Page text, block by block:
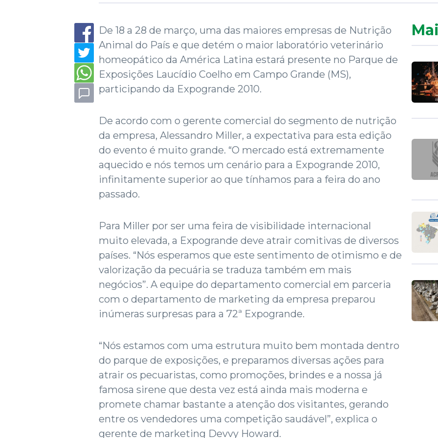
De 18 a 28 de março, uma das maiores empresas de Nutrição
Animal do País e que detém o maior laboratório veterinário
homeopático da América Latina estará presente no Parque de
Exposições Laucídio Coelho em Campo Grande (MS),
participando da Expogrande 2010.
De acordo com o gerente comercial do segmento de nutrição
da empresa, Alessandro Miller, a expectativa para esta edição
do evento é muito grande. “O mercado está extremamente
aquecido e nós temos um cenário para a Expogrande 2010,
infinitamente superior ao que tínhamos para a feira do ano
passado.
Para Miller por ser uma feira de visibilidade internacional
muito elevada, a Expogrande deve atrair comitivas de diversos
países. “Nós esperamos que este sentimento de otimismo e de
valorização da pecuária se traduza também em mais
negócios”. A equipe do departamento comercial em parceria
com o departamento de marketing da empresa preparou
inúmeras surpresas para a 72ª Expogrande.
“Nós estamos com uma estrutura muito bem montada dentro
do parque de exposições, e preparamos diversas ações para
atrair os pecuaristas, como promoções, brindes e a nossa já
famosa sirene que desta vez está ainda mais moderna e
promete chamar bastante a atenção dos visitantes, gerando
entre os vendedores uma competição saudável”, explica o
gerente de marketing Devvy Howard.